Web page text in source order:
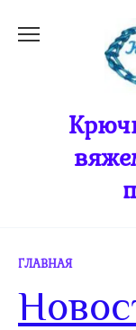
ГЛАВНАЯ